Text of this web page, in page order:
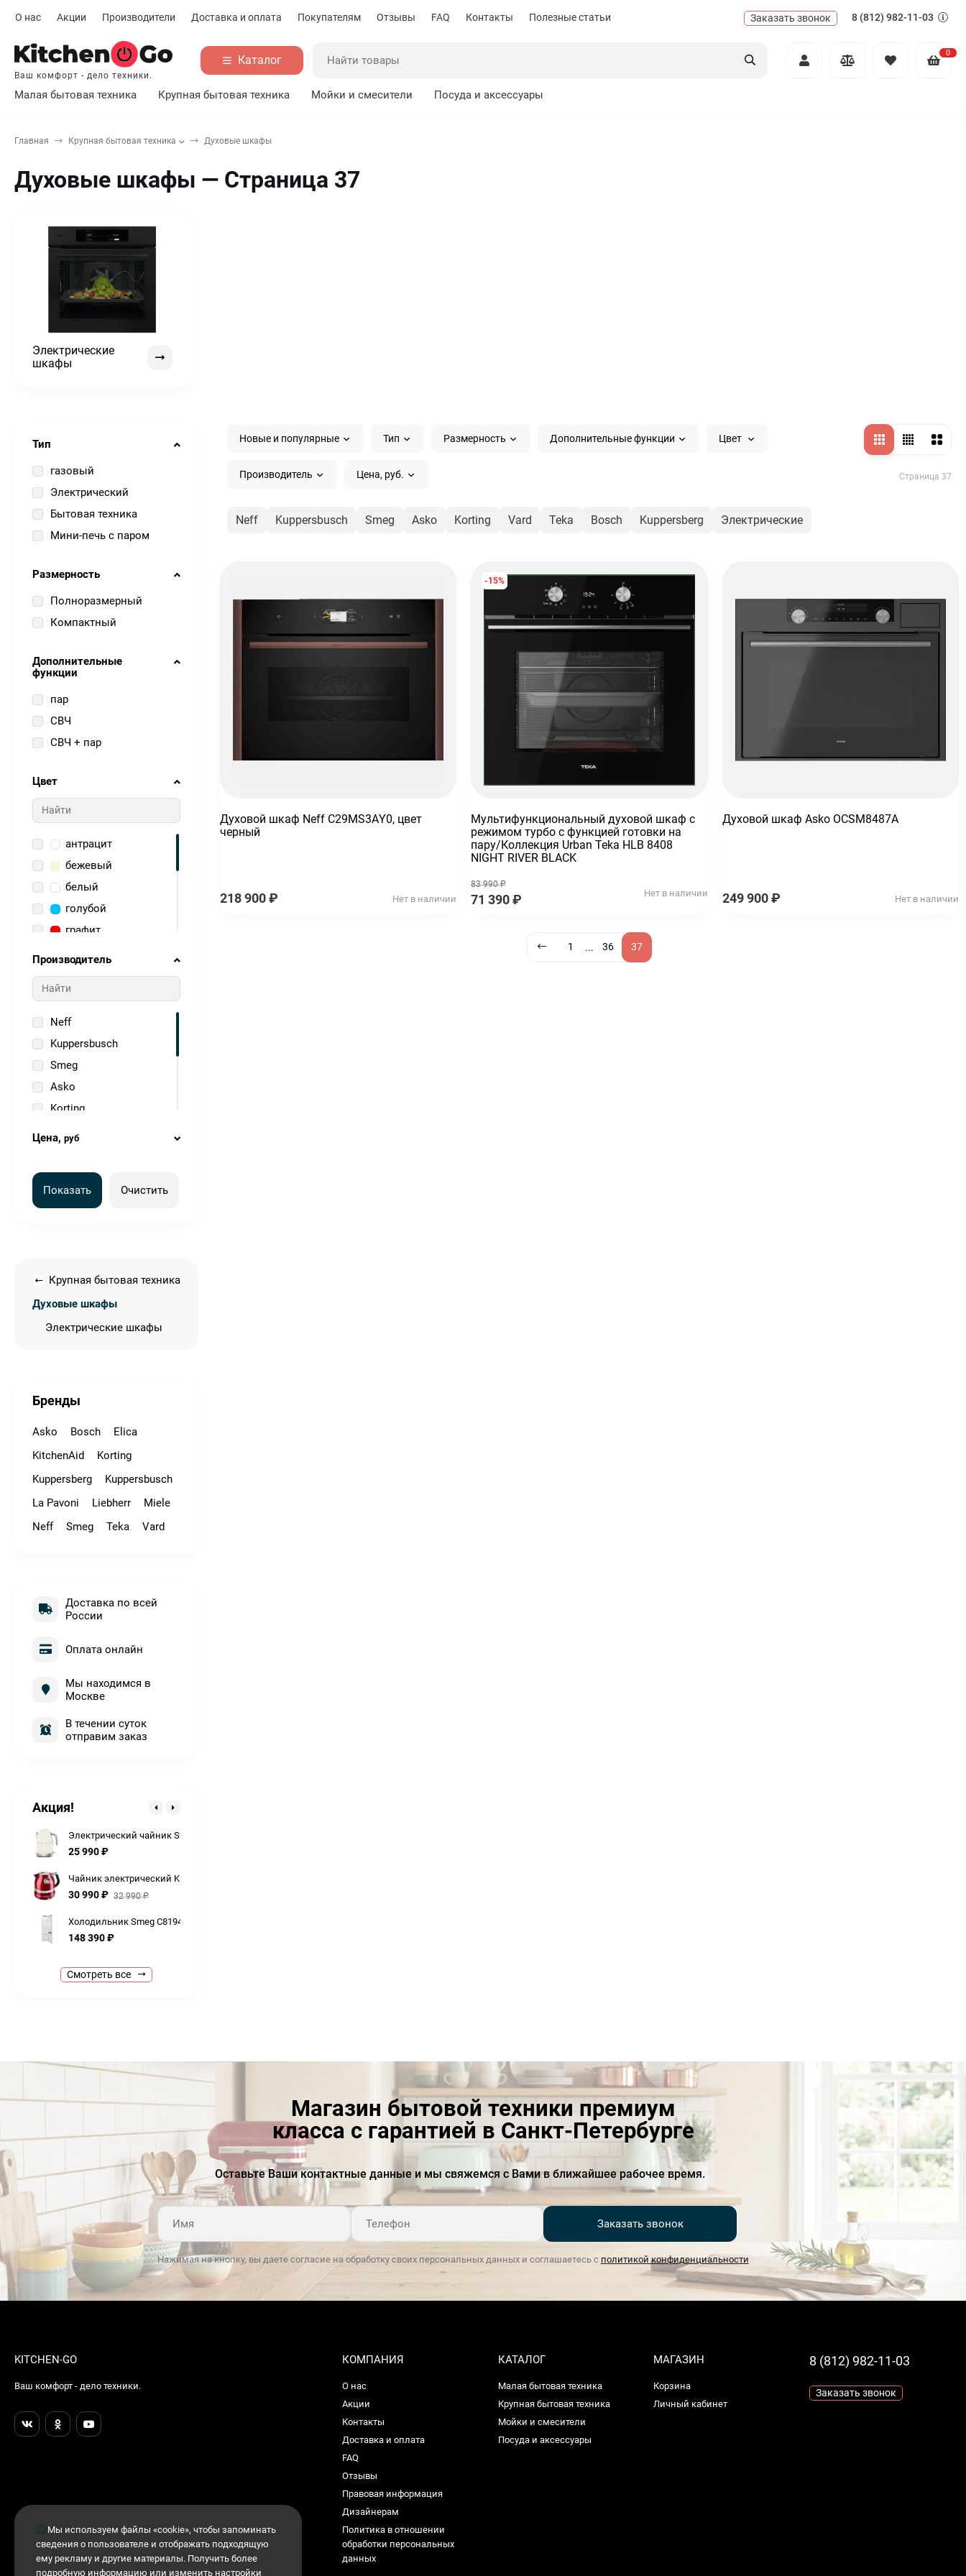
О нас Акции Производители Доставка и оплата Покупателям Отзывы FAQ Контакты Полезные статьи Заказать звонок 8 (812) 982-11-03
Ваш комфорт - дело техники.
Каталог
0
Малая бытовая техника Крупная бытовая техника Мойки и смесители Посуда и аксессуары
Главная Крупная бытовая техника Духовые шкафы
Духовые шкафы — Страница 37
Электрические
шкафы
Новые и популярные Тип Размерность Дополнительные функции Цвет
Производитель Цена, руб. Страница 37
Neff Kuppersbusch Smeg Asko Korting Vard Teka Bosch Kuppersberg Электрические
Духовой шкаф Neff С29MS3АY0, цвет
черный
218 900₽ Нет в наличии
-15%
Мультифункциональный духовой шкаф с
режимом турбо с функцией готовки на
пару/Коллекция Urban Teka HLB 8408
NIGHT RIVER BLACK
83 990₽
71 390₽ Нет в наличии
Духовой шкаф Asko OCSM8487A
249 900₽ Нет в наличии
1 ... 36 37
Тип
газовый
Электрический
Бытовая техника
Мини-печь с паром
Размерность
Полноразмерный
Компактный
Дополнительные
функции
пар
СВЧ
СВЧ + пар
Цвет
антрацит
бежевый
белый
голубой
графит
коричневый
красный
нержавеющая сталь
серебристый
Производитель
Neff
Kuppersbusch
Smeg
Asko
Korting
Bosch
Kuppersberg
Цена, руб
Показать Очистить
Крупная бытовая техника
Духовые шкафы
Электрические шкафы
Бренды
Asko Bosch
Elica
KitchenAid
Korting
Kuppersberg
Kuppersbusch
La Pavoni
Liebherr
Miele
Neff
Smeg Teka Vard
Доставка по всей
России
Оплата онлайн
Мы находимся в
Москве
В течении суток
отправим заказ
Акция!
77 990₽
254 990
Электрический чайник Smeg KLF04CREU
25 990₽
Чайник электрический KitchenAid Artisan 5KEK1522ECA
30 990₽ 32 990₽
Холодильник Smeg C8194TNE встраиваемый
148 390₽
Холодильник Smeg FAB28RLI5, цвет лайм
205 790₽
69 990₽ 75 990
Электрический чайник Smeg KLF04CREU
Чайник электрический KitchenAid Artisan 5KEK1522ECA
₽ 32 990
Холодильник Smeg C8194TNE встраиваемый
148 390
Смотреть все
Магазин бытовой техники премиум
класса с гарантией в Санкт-Петербурге
Оставьте Ваши контактные данные и мы свяжемся с Вами в ближайшее рабочее время.
Заказать звонок
Нажимая на кнопку, вы даете согласие на обработку своих персональных данных и соглашаетесь с политикой конфиденциальности
KITCHEN-GO
Ваш комфорт - дело техники.
КОМПАНИЯ
О нас
Акции
Контакты
Доставка и оплата
FAQ
Отзывы
Правовая информация
Дизайнерам
Политика в отношении
обработки персональных
данных
КАТАЛОГ
Малая бытовая техника
Крупная бытовая техника
Мойки и смесители
Посуда и аксессуары
МАГАЗИН
Корзина
Личный кабинет
8 (812) 982-11-03
Заказать звонок
Мы используем файлы «cookie», чтобы запоминать
сведения о пользователе и отображать подходящую
ему рекламу и другие материалы. Получить более
подробную информацию или изменить настройки